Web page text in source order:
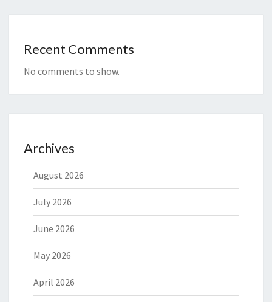
Recent Comments
No comments to show.
Archives
August 2026
July 2026
June 2026
May 2026
April 2026